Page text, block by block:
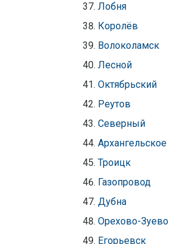
Лобня
Королёв
Волоколамск
Лесной
Октябрьский
Реутов
Северный
Архангельское
Троицк
Газопровод
Дубна
Орехово-Зуево
Егорьевск